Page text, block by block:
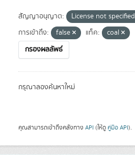
สัญญาอนุญาต: License not specified
การเข้าถึง:
false แท็ค:
coal
กรองผลลัพธ์
กรุณาลองค้นหาใหม่
คุณสามารถเข้าถึงคลังทาง API (ให้ดู คู่มือ API).